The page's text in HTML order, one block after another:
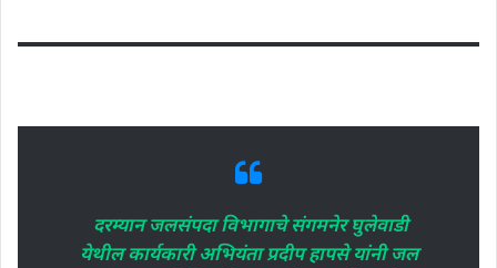
दरम्यान जलसंपदा विभागाचे संगमनेर घुलेवाडी
येथील कार्यकारी अभियंता प्रदीप हापसे यांनी जल